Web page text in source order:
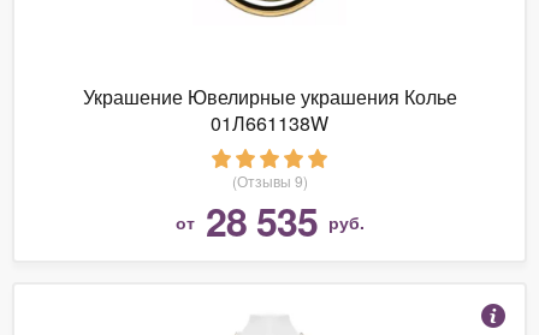
Украшение Ювелирные украшения Колье
01Л661138W
(Отзывы 9)
от 28 535 руб.